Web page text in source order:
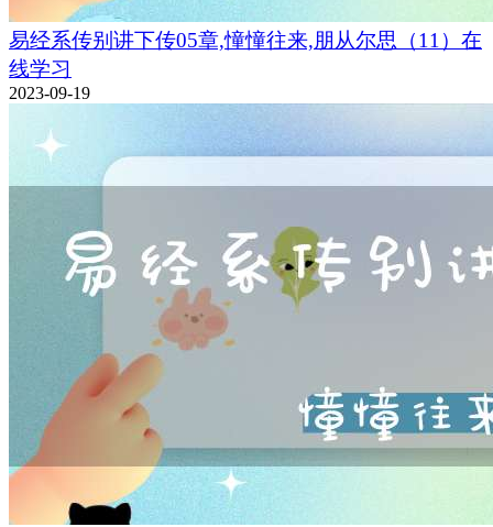
易经系传别讲下传05章,憧憧往来,朋从尔思（11）在
线学习
2023-09-19